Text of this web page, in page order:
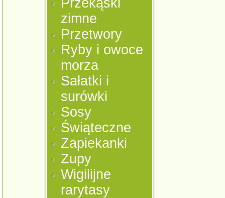
Przekąski
zimne
Przetwory
Ryby i owoce
morza
Sałatki i
surówki
Sosy
Świąteczne
Zapiekanki
Zupy
Wigilijne
rarytasy